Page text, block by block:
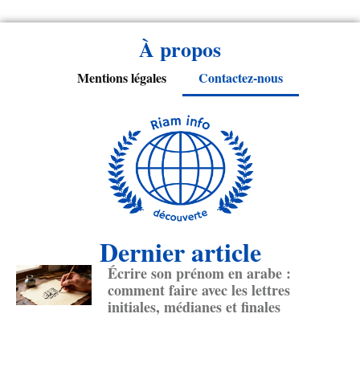
À propos
Mentions légales Contactez-nous
Dernier article
Écrire son prénom en arabe :
comment faire avec les lettres
initiales, médianes et finales